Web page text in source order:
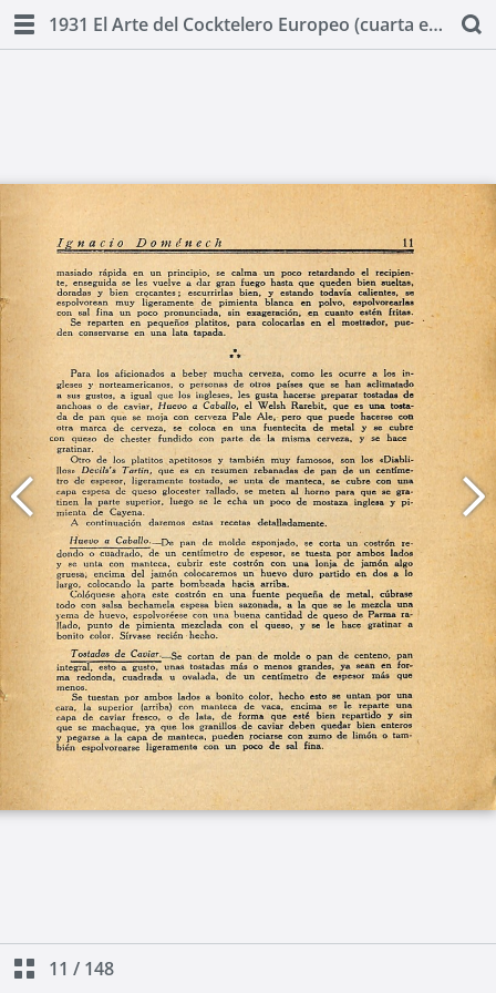
1931 El Arte del Cocktelero Europeo (cuarta edicion) by Ignacio Domenech
11 / 148